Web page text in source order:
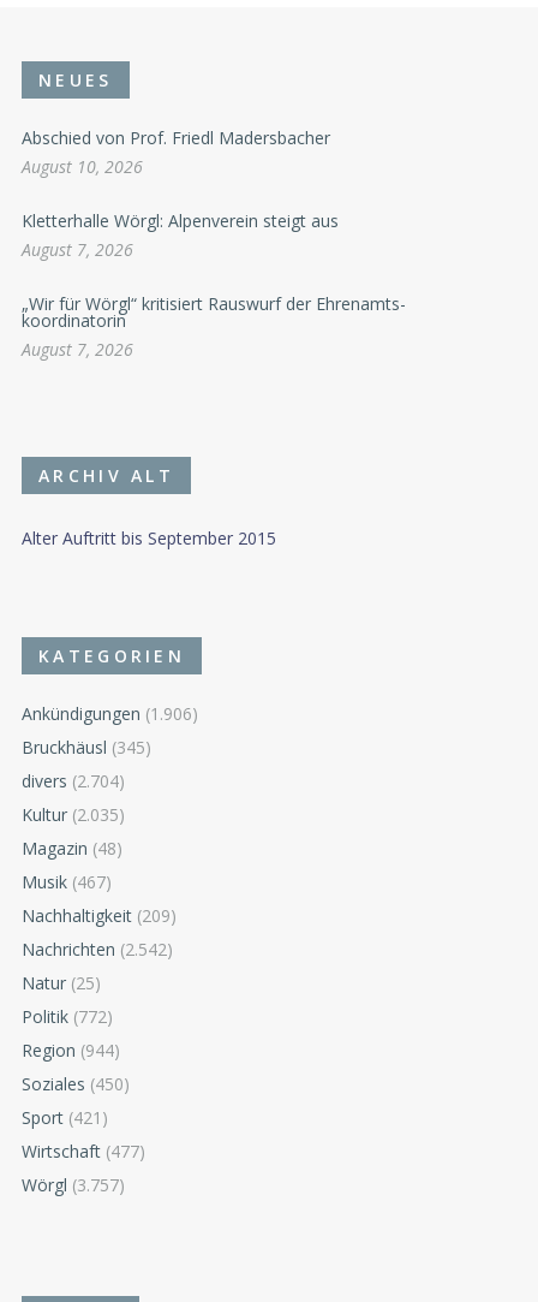
NEUES
Abschied von Prof. Friedl Madersbacher
August 10, 2026
Kletterhalle Wörgl: Alpenverein steigt aus
August 7, 2026
„Wir für Wörgl“ kritisiert Rauswurf der Ehrenamts-
koordinatorin
August 7, 2026
ARCHIV ALT
Alter Auftritt bis September 2015
KATEGORIEN
Ankündigungen (1.906)
Bruckhäusl (345)
divers (2.704)
Kultur (2.035)
Magazin (48)
Musik (467)
Nachhaltigkeit (209)
Nachrichten (2.542)
Natur (25)
Politik (772)
Region (944)
Soziales (450)
Sport (421)
Wirtschaft (477)
Wörgl (3.757)